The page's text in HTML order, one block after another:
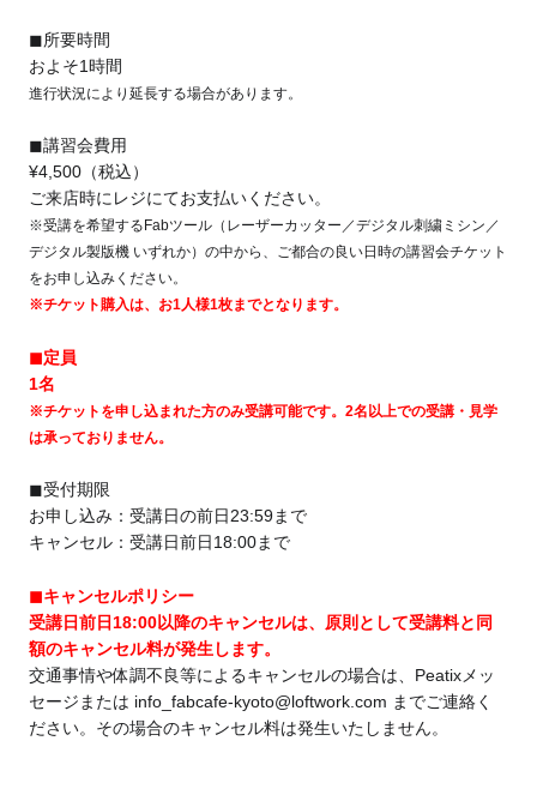
◼︎所要時間
およそ1時間
進行状況により延長する場合があります。
◼︎講習会費用
¥4,500（税込）
ご来店時にレジにてお支払いください。
※受講を希望するFabツール（レーザーカッター／デジタル刺繍ミシン／
デジタル製版機 いずれか）の中から、ご都合の良い日時の講習会チケット
をお申し込みください。
※チケット購入は、お1人様1枚までとなります。
◼︎定員
1名
※チケットを申し込まれた方のみ受講可能です。2名以上での受講・見学
は承っておりません。
◼︎受付期限
お申し込み：受講日の前日23:59まで
キャンセル：受講日前日18:00まで
◼︎キャンセルポリシー
受講日前日18:00以降のキャンセルは、原則として受講料と同
額のキャンセル料が発生します。
交通事情や体調不良等によるキャンセルの場合は、Peatixメッ
セージまたは info_fabcafe-kyoto@loftwork.com までご連絡く
ださい。その場合のキャンセル料は発生いたしません。